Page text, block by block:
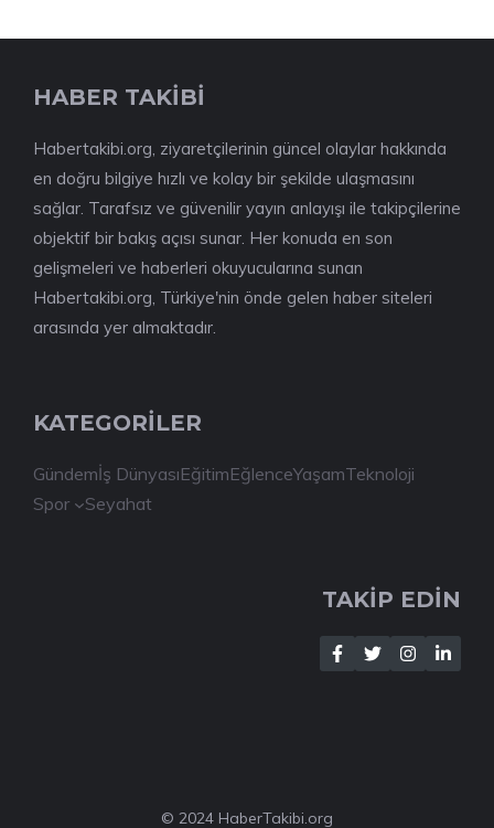
HABER TAKİBİ
Habertakibi.org, ziyaretçilerinin güncel olaylar hakkında
en doğru bilgiye hızlı ve kolay bir şekilde ulaşmasını
sağlar. Tarafsız ve güvenilir yayın anlayışı ile takipçilerine
objektif bir bakış açısı sunar. Her konuda en son
gelişmeleri ve haberleri okuyucularına sunan
Habertakibi.org, Türkiye'nin önde gelen haber siteleri
arasında yer almaktadır.
KATEGORİLER
Gündemİş DünyasıEğitimEğlenceYaşamTeknoloji
Spor
Seyahat
TAKİP EDİN
© 2024 HaberTakibi.org